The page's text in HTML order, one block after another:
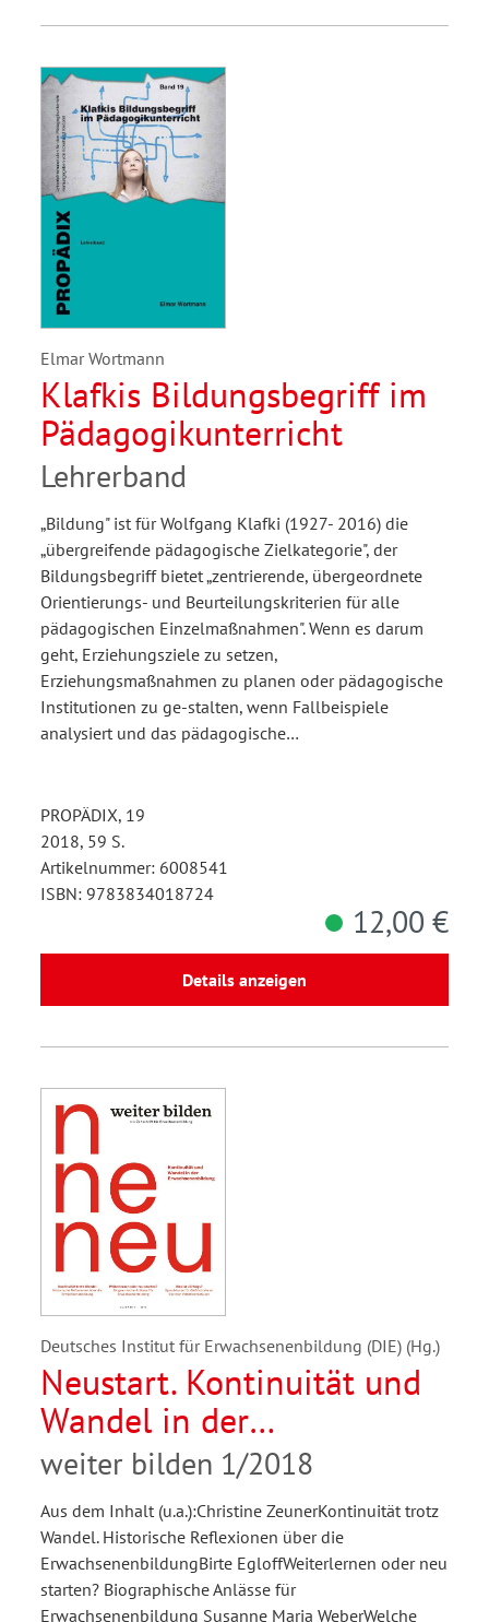
Elmar Wortmann
Klafkis Bildungsbegriff im
Pädagogikunterricht
Lehrerband
„Bildung" ist für Wolfgang Klafki (1927- 2016) die
„übergreifende pädagogische Zielkategorie", der
Bildungsbegriff bietet „zentrierende, übergeordnete
Orientierungs- und Beurteilungskriterien für alle
pädagogischen Einzelmaßnahmen". Wenn es darum
geht, Erziehungsziele zu setzen,
Erziehungsmaßnahmen zu planen oder pädagogische
Institutionen zu ge-stalten, wenn Fallbeispiele
analysiert und das pädagogische…
PROPÄDIX, 19
2018, 59 S.
Artikelnummer: 6008541
ISBN: 9783834018724
12,00 €
Details anzeigen
Deutsches Institut für Erwachsenenbildung (DIE) (Hg.)
Neustart. Kontinuität und
Wandel in der
Erwachsenenbildung
weiter bilden 1/2018
Aus dem Inhalt (u.a.):Christine ZeunerKontinuität trotz
Wandel. Historische Reflexionen über die
ErwachsenenbildungBirte EgloffWeiterlernen oder neu
starten? Biographische Anlässe für
Erwachsenenbildung Susanne Maria WeberWelche